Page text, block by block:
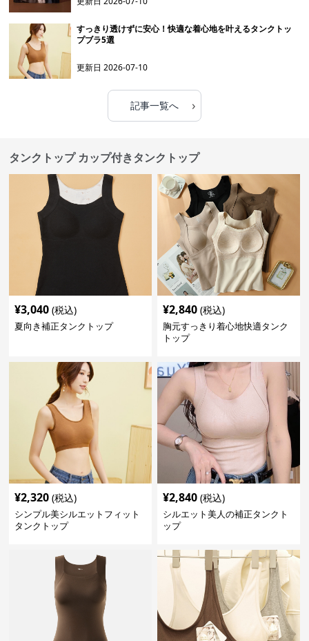
すっきり透けずに安心！快適な着心地を叶えるタンクトッ
プブラ5選
更新日2026-07-10
記事一覧へ ›
タンクトップ カップ付きタンクトップ
¥3,040 (税込)
夏向き補正タンクトップ
¥2,840 (税込)
胸元すっきり着心地快適タンク
トップ
¥2,320 (税込)
シンプル美シルエットフィット
タンクトップ
¥2,840 (税込)
シルエット美人の補正タンクト
ップ